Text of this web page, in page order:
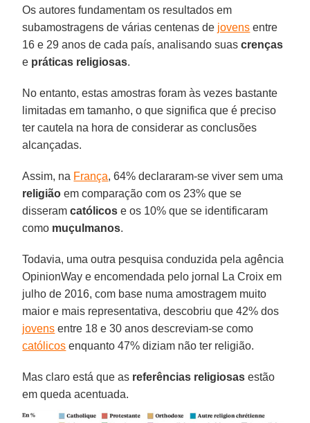
Os autores fundamentam os resultados em
subamostragens de várias centenas de jovens entre
16 e 29 anos de cada país, analisando suascrenças
e práticas religiosas.
No entanto, estas amostras foram às vezes bastante
limitadas em tamanho, o que significa que é preciso
ter cautela na hora de considerar as conclusões
alcançadas.
Assim, na França, 64% declararam-se viver sem uma
religião em comparação com os 23% que se
disseramcatólicos e os 10% que se identificaram
como muçulmanos.
Todavia, uma outra pesquisa conduzida pela agência
OpinionWay e encomendada pelo jornal La Croix em
julho de 2016, com base numa amostragem muito
maior e mais representativa, descobriu que 42% dos
jovens entre 18 e 30 anos descreviam-se como
católicos enquanto 47% diziam não ter religião.
Mas claro está que as referências religiosas estão
em queda acentuada.